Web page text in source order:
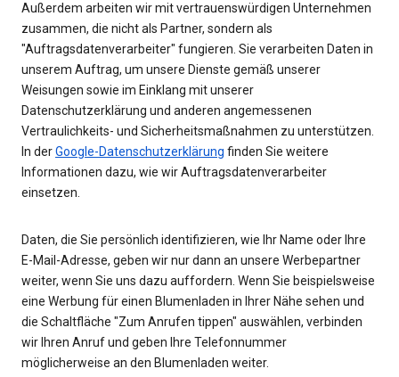
Außerdem arbeiten wir mit vertrauenswürdigen Unternehmen
zusammen, die nicht als Partner, sondern als
"Auftragsdatenverarbeiter" fungieren. Sie verarbeiten Daten in
unserem Auftrag, um unsere Dienste gemäß unserer
Weisungen sowie im Einklang mit unserer
Datenschutzerklärung und anderen angemessenen
Vertraulichkeits- und Sicherheitsmaßnahmen zu unterstützen.
In derGoogle-Datenschutzerklärung finden Sie weitere
Informationen dazu, wie wir Auftragsdatenverarbeiter
einsetzen.
Daten, die Sie persönlich identifizieren, wie Ihr Name oder Ihre
E-Mail-Adresse, geben wir nur dann an unsere Werbepartner
weiter, wenn Sie uns dazu auffordern. Wenn Sie beispielsweise
eine Werbung für einen Blumenladen in Ihrer Nähe sehen und
die Schaltfläche "Zum Anrufen tippen" auswählen, verbinden
wir Ihren Anruf und geben Ihre Telefonnummer
möglicherweise an den Blumenladen weiter.